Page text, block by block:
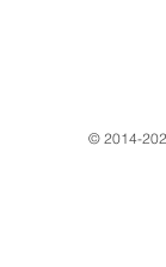
​© 2014-